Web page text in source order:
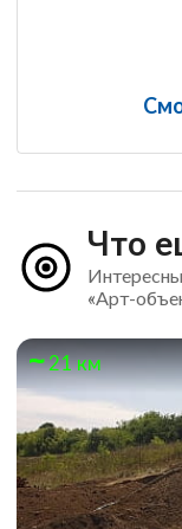
Что
«Арт-
21 км